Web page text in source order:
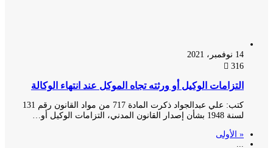
التزامات الوكيل أو ورثته تجاه الموكل عند انتهاء الوكالة
كتب: علي عبدالجواد ذكرت المادة 717 من مواد القانون رقم 131
« الأولى